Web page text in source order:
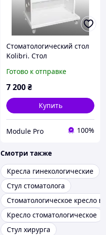
Стоматологический стол
Kolibri. Стол
мелкого инструментария
и расходных материалов,
Готово к отправке
7 200₴
Купить
Module Pro 100%
Смотри также
Кресла гинекологические
Стул стоматолога
Стоматологическое кресло
Кресло стоматологическое
Стул хирурга